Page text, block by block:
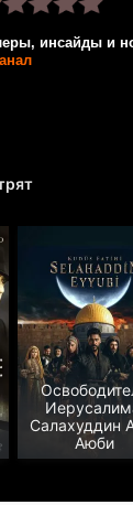
инсайды и
Салахуддин
Аюби